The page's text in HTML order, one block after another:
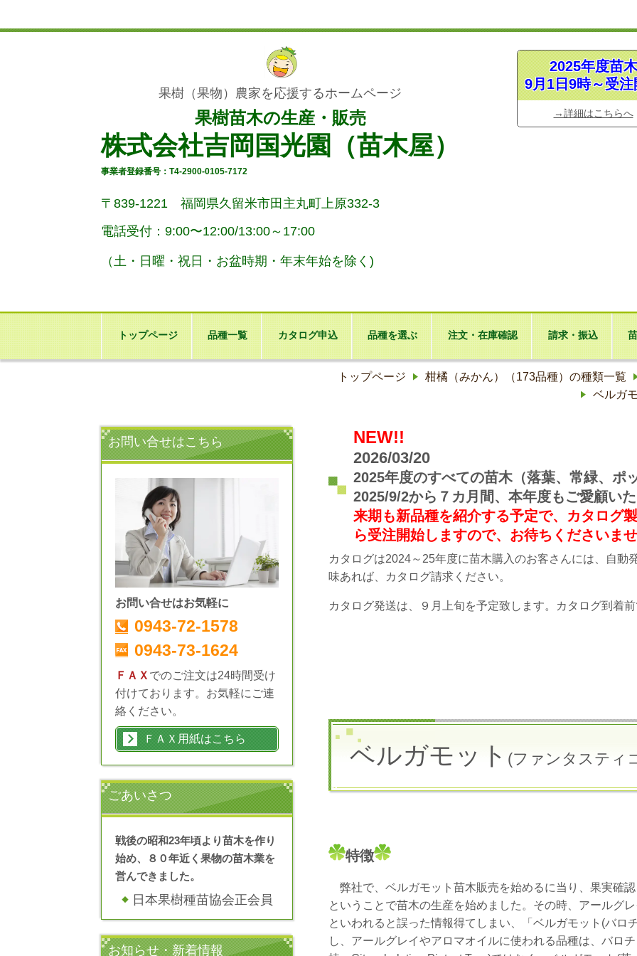
果樹（果物）農家を応援するホームページ
果樹苗木の生産・販売
株式会社吉岡国光園（苗木屋）
事業者登録番号：T4-2900-0105-7172
〒839-1221 福岡県久留米市田主丸町上原332-3
電話受付：9:00〜12:00/13:00～17:00
（土・ 日曜 ・祝日・お盆時期・年末年始を除く)
2025年度苗木
9月1日9時～受注
→詳細はこちらへ
トップページ 品種一覧 カタログ申込 品種を選ぶ 注文・在庫確認 請求・振込
トップページ
柑橘（みかん）（173品種）の種類一覧
ベルガ
NEW!!
2026/03/20
2025年度のすべての苗木（落葉、常緑、ポ
2025/9/2から７カ月間、本年度もご愛顧い
来期も新品種を紹介する予定で、カタログ
ら受注開始しますので、お待ちくださいま
カタログは2024～25年度に苗木購入のお客さんには、自動
味あれば、カタログ請求ください。
カタログ発送は、９月上旬を予定致します。カタログ到着
ベルガモット (ファンタスティ
特徴
弊社で、 ベルガモット苗木販売を始めるに当り、果実確
ということで苗木の生産を始めました。その時、アールグ
といわれると誤った情報得てしまい、「ベルガモット(バロ
し、アールグレイやアロマオイルに使われる品種は、バロ
お問い合せはこちら
お問い合せはお気軽に
0943-72-1578
0943-73-1624
ＦＡＸ でのご注文は24時間受け
付けております。お気軽にご連
絡ください。
ＦＡＸ用紙はこちら
ごあいさつ
戦後の昭和23年頃より苗木を作り
始め、８０年近く果物の苗木業を
営んできました。
日本果樹種苗協会正会員
お知らせ・新着情報